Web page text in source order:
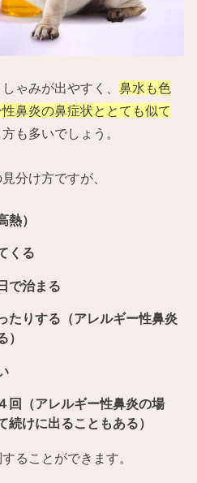
ゃみが出やすく、鼻水も色
鼻炎の鼻症状ととても似て
も多いでしょう。
分け方ですが、
熱）
くる
で治まる
たりする（アレルギー性鼻炎
回（アレルギー性鼻炎の場
けに出ることもある）
ることができます。